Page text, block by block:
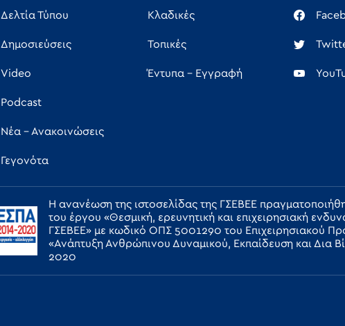
Δελτία Τύπου
Δημοσιεύσεις
Video
Podcast
Νέα - Ανακοινώσεις
Γεγονότα
Κλαδικές
Τοπικές
Έντυπα - Εγγραφή
Η ανανέωση της ιστοσελίδας της ΓΣΕΒΕΕ
του έργου «Θεσμική, ερευνητική και επιχειρησιακή
ΓΣΕΒΕΕ» με κωδικό ΟΠΣ 5001290 του Επιχειρησιακού
«Ανάπτυξη Ανθρώπινου Δυναμικού, Εκπαίδευση και Δια
2020